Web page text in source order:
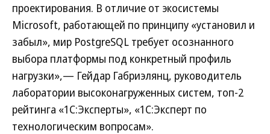
проектирования. В отличие от экосистемы
Microsoft, работающей по принципу «установил и
забыл», мир PostgreSQL требует осознанного
выбора платформы под конкретный профиль
нагрузки»,— Гейдар Габриэлянц, руководитель
лаборатории высоконагруженных систем, топ-2
рейтинга «1С:Эксперты», «1С:Эксперт по
технологическим вопросам».